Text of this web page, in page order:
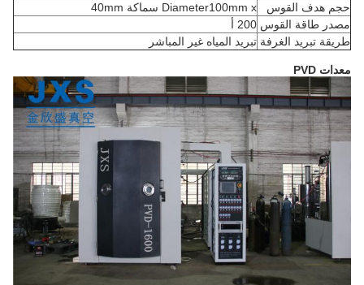
حجم هدف القوس
Diameter100mm x سماكة 40mm
مصدر طاقة القوس 200 أ
طريقة تبريد الغرفة تبريد المياه غير المباشر
معدات PVD